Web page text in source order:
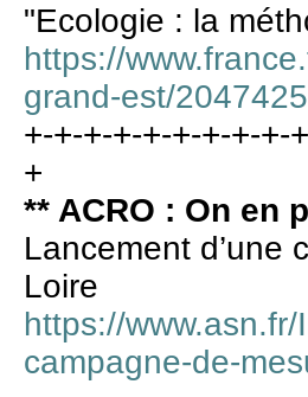
"Ecologie : la
https://
grand-est/
+-+-+-+-+-+-+-+-+-
+
** ACRO : On en
Lancement d’une
Loire
https://
campagne-de-